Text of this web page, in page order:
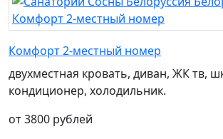
Комфорт 2-местный номер
двухместная кровать, диван, ЖК тв,
кондиционер, холодильник.
от 3800 рублей